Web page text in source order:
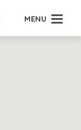
MENU